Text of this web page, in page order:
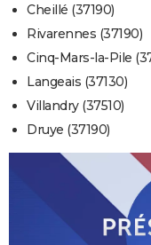
Cheillé (37190)
Rivarennes (37190)
Cinq-Mars-la-Pile
Langeais (37130)
Villandry (37510)
Druye (37190)